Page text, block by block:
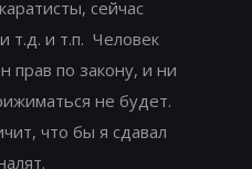
сейчас
т.д. и т.п. Человек
прав по закону, и ни
не будет.
что бы я сдавал